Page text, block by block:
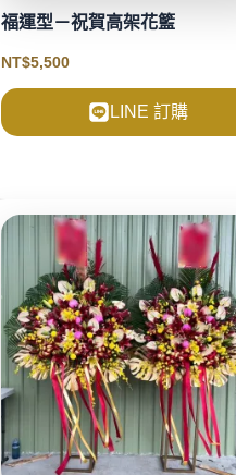
福運型－祝賀高架花籃
NT$5,500
LINE 訂購